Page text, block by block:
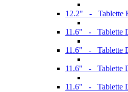
12.2" - Tablette
11.6" - Tablette
11.6" - Tablette
11.6" - Tablette
11.6" - Tablette